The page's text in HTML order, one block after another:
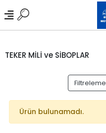
TEKER MİLİ ve SİBOPLAR
Filtreleme
Ürün bulunamadı.